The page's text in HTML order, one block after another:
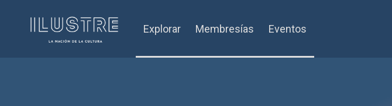
Explorar Membresías Eventos